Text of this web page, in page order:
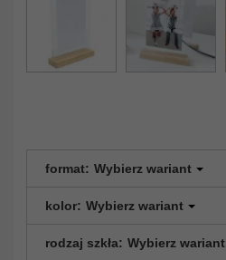
format: Wybierz wariant
kolor: Wybierz wariant
rodzaj szkła: Wybierz wariant